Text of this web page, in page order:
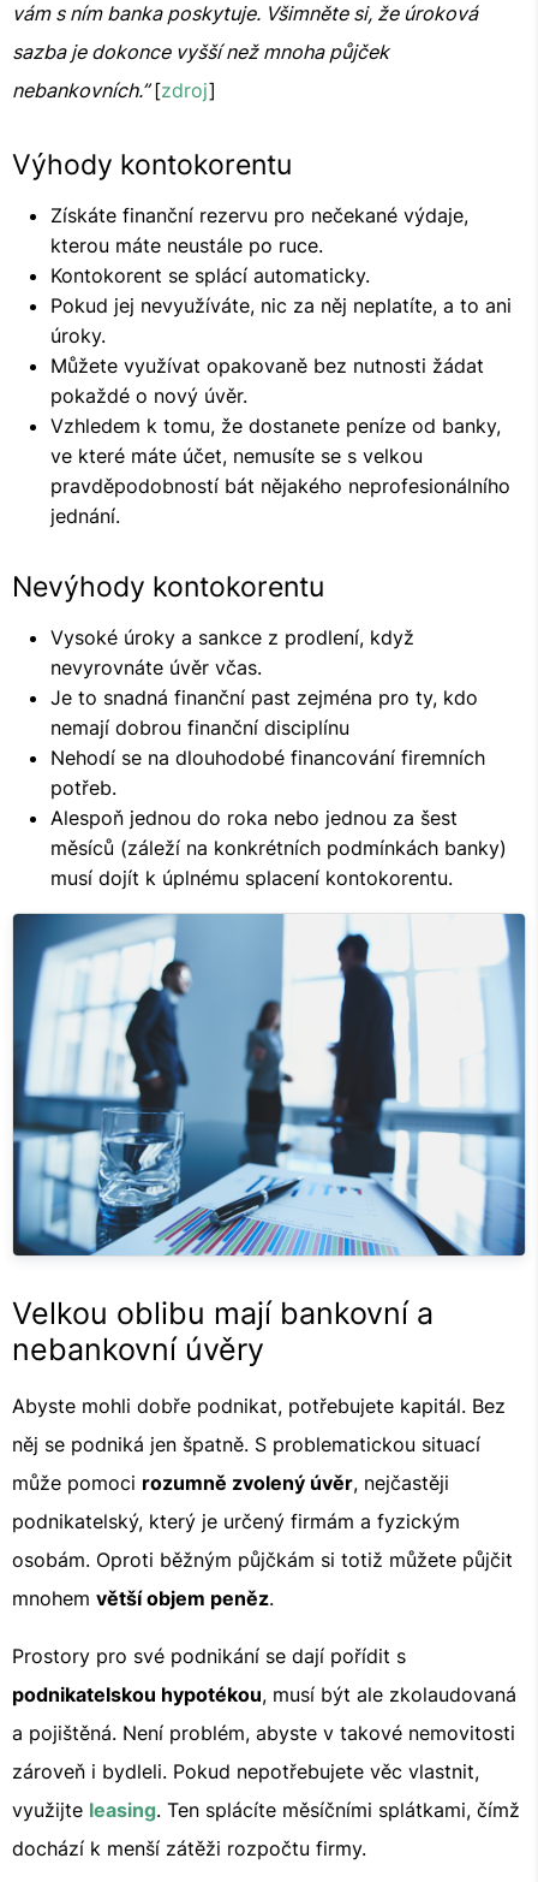
vám s ním banka poskytuje. Všimněte si, že úroková
sazba je dokonce vyšší než mnoha půjček
nebankovních.” [zdroj]
Výhody kontokorentu
Získáte finanční rezervu pro nečekané výdaje,
kterou máte neustále po ruce.
Kontokorent se splácí automaticky.
Pokud jej nevyužíváte, nic za něj neplatíte, a to ani
úroky.
Můžete využívat opakovaně bez nutnosti žádat
pokaždé o nový úvěr.
Vzhledem k tomu, že dostanete peníze od banky,
ve které máte účet, nemusíte se s velkou
pravděpodobností bát nějakého neprofesionálního
jednání.
Nevýhody kontokorentu
Vysoké úroky a sankce z prodlení, když
nevyrovnáte úvěr včas.
Je to snadná finanční past zejména pro ty, kdo
nemají dobrou finanční disciplínu
Nehodí se na dlouhodobé financování firemních
potřeb.
Alespoň jednou do roka nebo jednou za šest
měsíců (záleží na konkrétních podmínkách banky)
musí dojít k úplnému splacení kontokorentu.
Velkou oblibu mají bankovní a
nebankovní úvěry
Abyste mohli dobře podnikat, potřebujete kapitál. Bez
něj se podniká jen špatně. S problematickou situací
může pomoci rozumně zvolený úvěr, nejčastěji
podnikatelský, který je určený firmám a fyzickým
osobám. Oproti běžným půjčkám si totiž můžete půjčit
mnohem větší objem peněz.
Prostory pro své podnikání se dají pořídit s
podnikatelskou hypotékou, musí být ale zkolaudovaná
a pojištěná. Není problém, abyste v takové nemovitosti
zároveň i bydleli. Pokud nepotřebujete věc vlastnit,
využijte leasing. Ten splácíte měsíčními splátkami, čímž
dochází k menší zátěži rozpočtu firmy.